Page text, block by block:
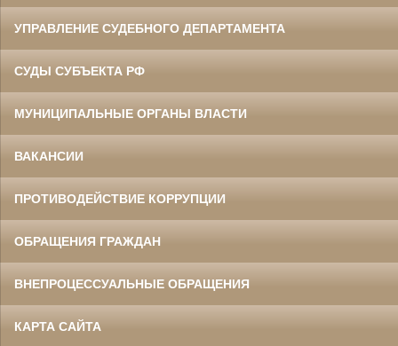
УПРАВЛЕНИЕ СУДЕБНОГО ДЕПАРТАМЕНТА
СУДЫ СУБЪЕКТА РФ
МУНИЦИПАЛЬНЫЕ ОРГАНЫ ВЛАСТИ
ВАКАНСИИ
ПРОТИВОДЕЙСТВИЕ КОРРУПЦИИ
ОБРАЩЕНИЯ ГРАЖДАН
ВНЕПРОЦЕССУАЛЬНЫЕ ОБРАЩЕНИЯ
КАРТА САЙТА